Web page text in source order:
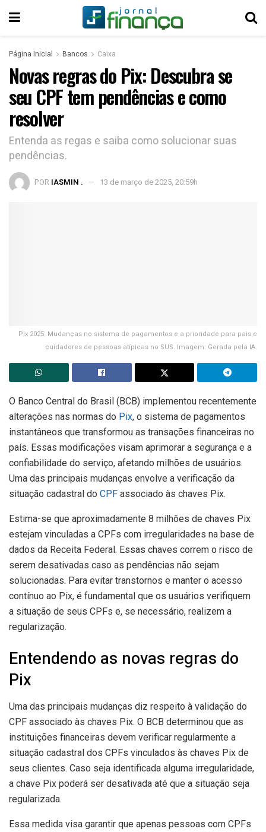
Página Inicial Bancos Caixa
Novas regras do Pix: Descubra se
seu CPF tem pendências e como
resolver
Entenda as regas e saiba como solucionar suas
pendências.
POR IASMIN . 13 de março de 2025, 20:59h
Pix 2025: Mudanças no sistema de pagamentos e a prioridade para pais e
cuidadores de pessoas atípicas no SUS. Imagem: Gerada pela IA.
O Banco Central do Brasil (BCB) implementou recentemente
alterações nas normas do Pix, o sistema de pagamentos
instantâneos que transformou as transações financeiras no
país. Essas modificações visam aprimorar a segurança e a
confiabilidade do serviço, afetando milhões de usuários.
Uma das principais mudanças envolve a verificação da
situação cadastral do CPF associado às chaves Pix.
Estima-se que aproximadamente 8 milhões de chaves Pix
estejam vinculadas a CPFs com irregularidades na base de
dados da Receita Federal. Essas chaves correm o risco de
serem desativadas caso as pendências não sejam
solucionadas. Para evitar transtornos e manter o acesso
contínuo ao Pix, é fundamental que os usuários verifiquem
a situação de seus CPFs e, se necessário, realizem a
regularização.
Entendendo as novas regras do
Pix
Uma das principais mudanças diz respeito à validação do
CPF associado às chaves Pix. O BCB determinou que as
instituições financeiras devem verificar regularmente a
situação cadastral dos CPFs vinculados às chaves Pix de
seus clientes. Caso seja identificada alguma irregularidade,
a chave Pix poderá ser desativada até que a situação seja
regularizada.
Essa medida visa garantir que apenas pessoas com CPFs